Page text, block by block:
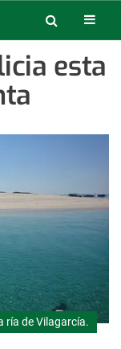
esta
ría de Vilagarcía.